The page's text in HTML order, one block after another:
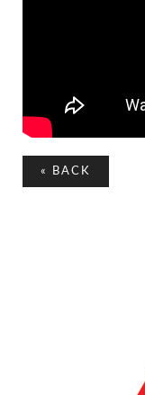
« BACK